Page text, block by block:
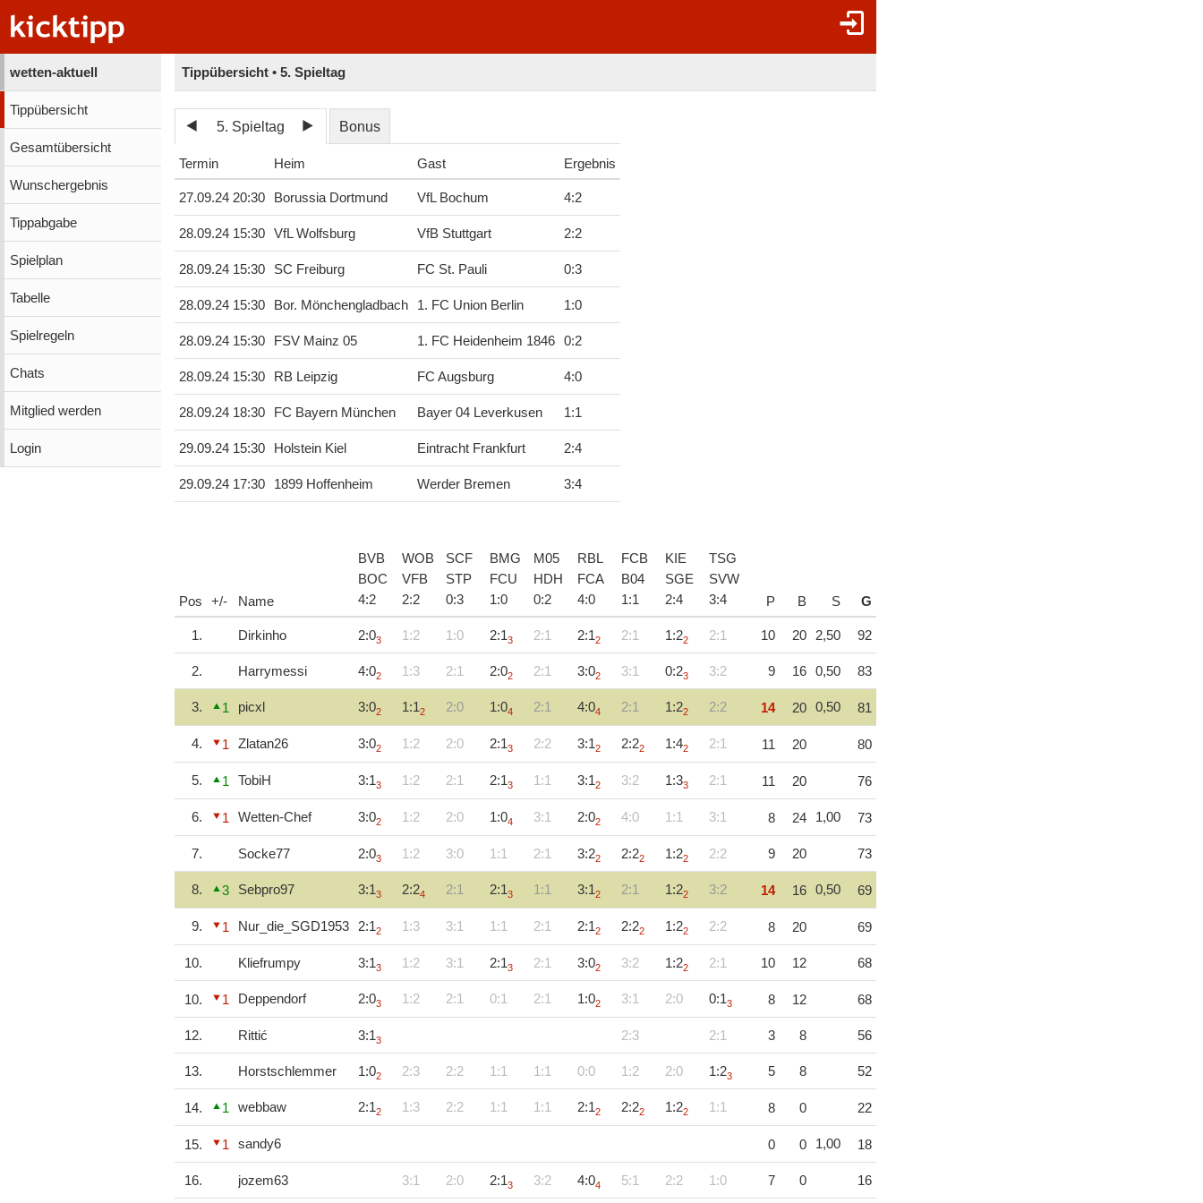
wetten-aktuell
Tippübersicht
Gesamtübersicht
Wunschergebnis
Tippabgabe
Spielplan
Tabelle
Spielregeln
Chats
Mitglied werden
Login
Tippübersicht • 5. Spieltag
5. Spieltag Bonus
Termin Heim Gast Ergebnis
27.09.24 20:30 Borussia Dortmund VfL Bochum 4:2
28.09.24 15:30 VfL Wolfsburg VfB Stuttgart 2:2
28.09.24 15:30 SC Freiburg FC St. Pauli 0:3
28.09.24 15:30 Bor. Mönchengladbach 1. FC Union Berlin 1:0
28.09.24 15:30 FSV Mainz 05 1. FC Heidenheim 1846 0:2
28.09.24 15:30 RB Leipzig FC Augsburg 4:0
28.09.24 18:30 FC Bayern München Bayer 04 Leverkusen 1:1
29.09.24 15:30 Holstein Kiel Eintracht Frankfurt 2:4
29.09.24 17:30 1899 Hoffenheim Werder Bremen 3:4
Pos +/- Name
BVB
BOC
4:2
WOB
VFB
2:2
SCF
STP
0:3
BMG
FCU
1:0
M05
HDH
0:2
RBL
FCA
4:0
FCB
B04
1:1
KIE
SGE
2:4
TSG
SVW
3:4 P B S G
1. Dirkinho 2:03 1:2 1:0 2:13 2:1 2:12 2:1 1:22 2:1 10 20 2,50 92
2. Harrymessi 4:02 1:3 2:1 2:02 2:1 3:02 3:1 0:23 3:2 9 16 0,50 83
3. 1 picxl 3:02 1:12 2:0 1:04 2:1 4:04 2:1 1:22 2:2 14 20 0,50 81
4. 1 Zlatan26 3:02 1:2 2:0 2:13 2:2 3:12 2:22 1:42 2:1 11 20 80
5. 1 TobiH 3:13 1:2 2:1 2:13 1:1 3:12 3:2 1:33 2:1 11 20 76
6. 1 Wetten-Chef 3:02 1:2 2:0 1:04 3:1 2:02 4:0 1:1 3:1 8 24 1,00 73
7. Socke77 2:03 1:2 3:0 1:1 2:1 3:22 2:22 1:22 2:2 9 20 73
8. 3 Sebpro97 3:13 2:24 2:1 2:13 1:1 3:12 2:1 1:22 3:2 14 16 0,50 69
9. 1 Nur_die_SGD1953 2:12 1:3 3:1 1:1 2:1 2:12 2:22 1:22 2:2 8 20 69
10. Kliefrumpy 3:13 1:2 3:1 2:13 2:1 3:02 3:2 1:22 2:1 10 12 68
10. 1 Deppendorf 2:03 1:2 2:1 0:1 2:1 1:02 3:1 2:0 0:13 8 12 68
12. Rittić 3:13 2:3 2:1 3 8 56
13. Horstschlemmer 1:02 2:3 2:2 1:1 1:1 0:0 1:2 2:0 1:23 5 8 52
14. 1 webbaw 2:12 1:3 2:2 1:1 1:1 2:12 2:22 1:22 1:1 8 0 22
15. 1 sandy6 0 0 1,00 18
16. jozem63 3:1 2:0 2:13 3:2 4:04 5:1 2:2 1:0 7 0 16